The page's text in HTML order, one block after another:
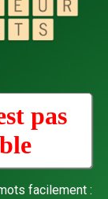
pas
facilement :